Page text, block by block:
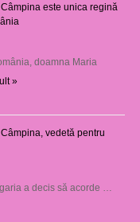
este unica regină
doamna Maria
»
vedetă pentru
a decis să acorde …